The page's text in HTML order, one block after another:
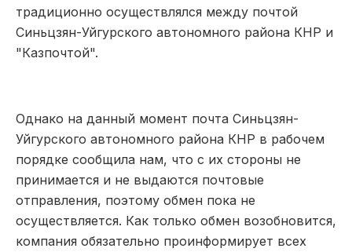
традиционно осуществлялся между почтой
Синьцзян-Уйгурского автономного района КНР и
"Казпочтой".
Однако на данный момент почта Синьцзян-
Уйгурского автономного района КНР в рабочем
порядке сообщила нам, что с их стороны не
принимается и не выдаются почтовые
отправления, поэтому обмен пока не
осуществляется. Как только обмен возобновится,
компания обязательно проинформирует всех